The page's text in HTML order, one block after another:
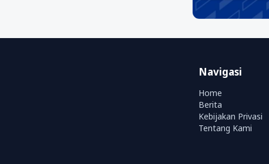
Navigasi
Home
Berita
Kebijakan Privasi
Tentang Kami